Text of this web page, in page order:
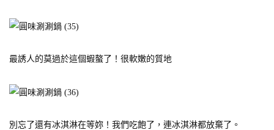
最誘人的莫過於這個蝦螯了！很軟嫩的質地
別忘了還有冰淇淋在等妳！我們吃飽了，連冰淇淋都放棄了。